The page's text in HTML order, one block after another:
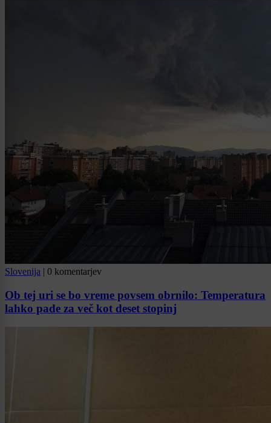
Slovenija | 0 komentarjev
Ob tej uri se bo vreme povsem obrnilo: Temperatura
lahko pade za več kot deset stopinj